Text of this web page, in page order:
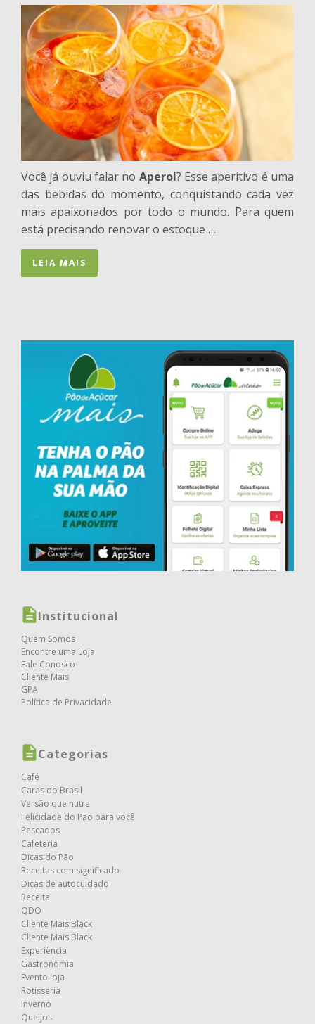
Você já ouviu falar no Aperol? Esse aperitivo é uma
das bebidas do momento, conquistando cada vez
mais apaixonados por todo o mundo. Para quem
está precisando renovar o estoque …
LEIA MAIS
Institucional
Quem Somos
Encontre uma Loja
Fale Conosco
Cliente Mais
GPA
Política de Privacidade
Categorias
Café
Caras do Brasil
Versão que nutre
Felicidade do Pão para você
Pescados
Cafeteria
Dicas do Pão
Receitas com significado
Dicas de autocuidado
Receita
QDO
Cliente Mais Black
Cliente Mais Black
Experiência
Gastronomia
Evento loja
Rotisseria
Inverno
Queijos